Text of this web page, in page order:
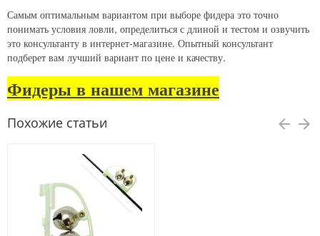
Самым оптимальным вариантом при выборе фидера это точно
понимать условия ловли, определиться с длиной и тестом и озвучить
это консультанту в интернет-магазине. Опытный консультант
подберет вам лучший вариант по цене и качеству.
Фидеры в нашем магазине
Похожие статьи